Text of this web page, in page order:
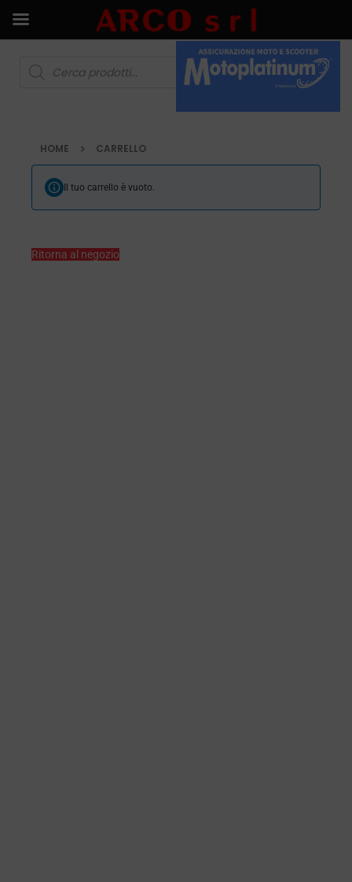
HOME CARRELLO
Il tuo carrello è vuoto.
Ritorna al negozio